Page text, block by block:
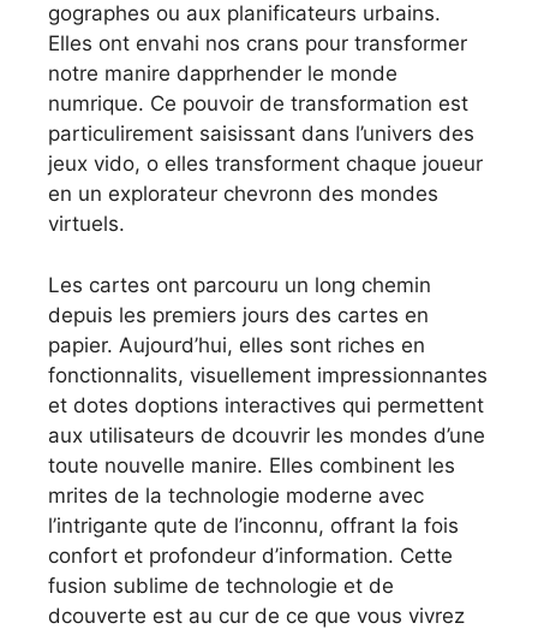
gographes ou aux planificateurs urbains.
Elles ont envahi nos crans pour transformer
notre manire dapprhender le monde
numrique. Ce pouvoir de transformation est
particulirement saisissant dans l’univers des
jeux vido, o elles transforment chaque joueur
en un explorateur chevronn des mondes
virtuels.
Les cartes ont parcouru un long chemin
depuis les premiers jours des cartes en
papier. Aujourd’hui, elles sont riches en
fonctionnalits, visuellement impressionnantes
et dotes doptions interactives qui permettent
aux utilisateurs de dcouvrir les mondes d’une
toute nouvelle manire. Elles combinent les
mrites de la technologie moderne avec
l’intrigante qute de l’inconnu, offrant la fois
confort et profondeur d’information. Cette
fusion sublime de technologie et de
dcouverte est au cur de ce que vous vivrez